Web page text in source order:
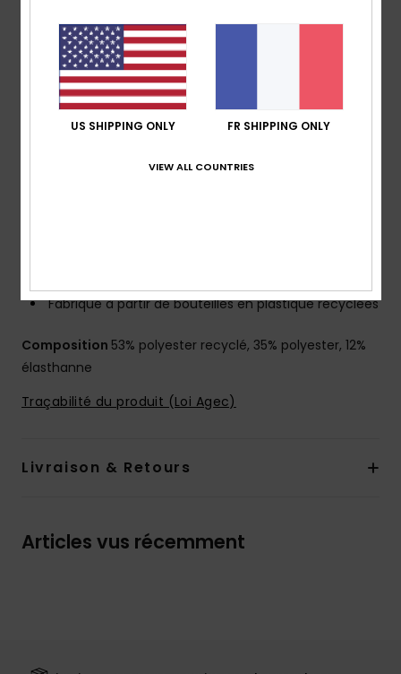
Revêtement : revêtement hydrophobe à base de
plantes
Coupe :coupe performance avec ourlet arrondi et
fendu
Taille :taille fixe
Système de fermeture :Fermeture par cordon de
Fabriqué à partir de bouteilles en plastique recyclées
Composition 53% polyester recyclé, 35% polyester, 12%
élasthanne
Traçabilité du produit (Loi Agec)
Livraison & Retours
Articles vus récemment
US SHIPPING ONLY FR SHIPPING ONLY
VIEW ALL COUNTRIES